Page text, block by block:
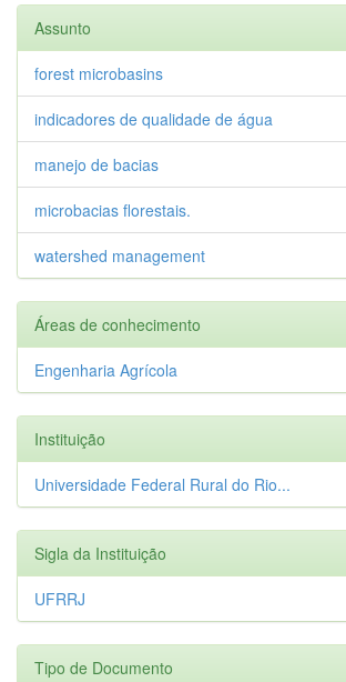
Assunto
forest microbasins
indicadores de qualidade de água
manejo de bacias
microbacias florestais.
watershed management
Áreas de conhecimento
Engenharia Agrícola
Instituição
Universidade Federal Rural do Rio...
Sigla da Instituição
UFRRJ
Tipo de Documento